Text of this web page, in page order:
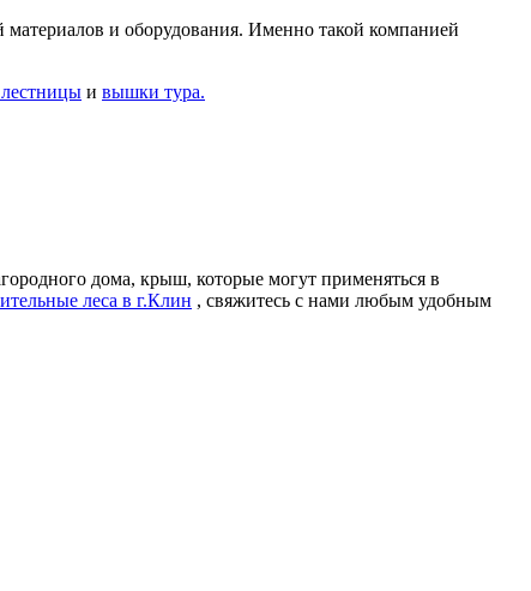
и оборудования. Именно такой компанией
и вышки тура.
дома, крыш, которые могут применяться в
леса в г.Клин , свяжитесь с нами любым удобным